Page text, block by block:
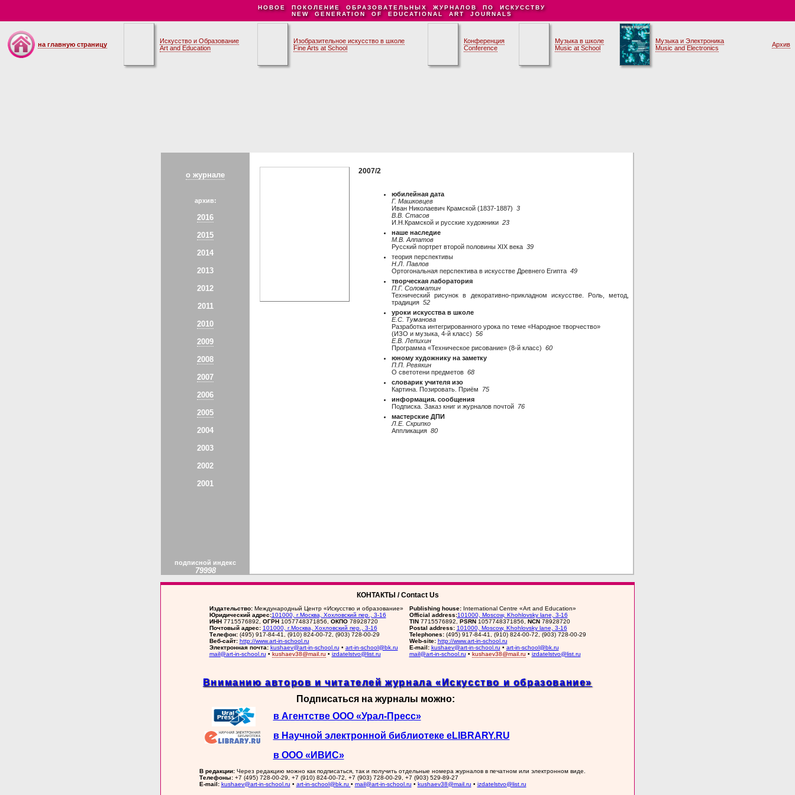
НОВОЕ ПОКОЛЕНИЕ ОБРАЗОВАТЕЛЬНЫХ ЖУРНАЛОВ ПО ИСКУССТВУ
NEW GENERATION OF EDUCATIONAL ART JOURNALS
на главную страницу
Искусство и Образование
Art and Education
Изобразительное искусство в школе
Fine Arts at School
Конференция
Conference
Музыка в школе
Music at School
Музыка и Электроника
Music and Electronics
Архив
о журнале
архив:
2016
2015
2014
2013
2012
2011
2010
2009
2008
2007
2006
2005
2004
2003
2002
2001
подписной индекс
79998
2007/2
юбилейная дата
Г. Машковцев
Иван Николаевич Крамской (1837-1887) 3
В.В. Стасов
И.Н.Крамской и русские художники 23
наше наследие
М.В. Алпатов
Русский портрет второй половины XIX века 39
теория перспективы
Н.Л. Павлов
Ортогональная перспектива в искусстве Древнего Египта 49
творческая лаборатория
П.Г. Соломатин
Технический рисунок в декоративно-прикладном искусстве. Роль, метод,
традиция 52
уроки искусства в школе
Е.С. Туманова
Разработка интегрированного урока по теме «Народное творчество»
(ИЗО и музыка, 4-й класс) 56
Е.В. Лепихин
Программа «Техническое рисование» (8-й класс) 60
юному художнику на заметку
П.П. Ревякин
О светотени предметов 68
словарик учителя изо
Картина. Позировать. Приём 75
информация. сообщения
Подписка. Заказ книг и журналов почтой 76
мастерские ДПИ
Л.Е. Скрипко
Аппликация 80
КОНТАКТЫ / Contact Us
Издательство:Международный Центр «Искусство и образование»
Юридический адрес:101000, г.Москва, Хохловский пер., 3-16
ИНН7715576892, ОГРН1057748371856, ОКПО78928720
Почтовый адрес: 101000, г.Москва, Хохловский пер., 3-16
Телефон: (495) 917-84-41, (910) 824-00-72, (903) 728-00-29
Веб-сайт: http://www.art-in-school.ru
Электронная почта: kushaev@art-in-school.ru • art-in-school@bk.ru
mail@art-in-school.ru • kushaev38@mail.ru • izdatelstvo@list.ru
Publishing house: International Centre «Art and Education»
Official address:101000, Moscow, Khohlovsky lane, 3-16
TIN7715576892, PSRN1057748371856, NCN78928720
Postal address: 101000, Moscow, Khohlovsky lane, 3-16
Telephones: (495) 917-84-41, (910) 824-00-72, (903) 728-00-29
Web-site: http://www.art-in-school.ru
E-mail: kushaev@art-in-school.ru • art-in-school@bk.ru
mail@art-in-school.ru • kushaev38@mail.ru • izdatelstvo@list.ru
Вниманию авторов и читателей журнала «Искусство и образование»
Подписаться на журналы можно:
в Агентстве ООО «Урал-Пресс»
в Научной электронной библиотеке eLIBRARY.RU
в ООО «ИВИС»
В редакции:Через редакцию можно как подписаться, так и получить отдельные номера журналов в печатном или электронном виде.
Телефоны:+7 (495) 728-00-29, +7 (910) 824-00-72, +7 (903) 728-00-29, +7 (903) 529-89-27
E-mail: kushaev@art-in-school.ru • art-in-school@bk.ru • mail@art-in-school.ru • kushaev38@mail.ru • izdatelstvo@list.ru